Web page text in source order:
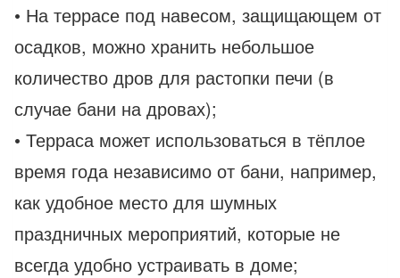
• На террасе под навесом, защищающем от
осадков, можно хранить небольшое
количество дров для растопки печи (в
случае бани на дровах);
• Терраса может использоваться в тёплое
время года независимо от бани, например,
как удобное место для шумных
праздничных мероприятий, которые не
всегда удобно устраивать в доме;